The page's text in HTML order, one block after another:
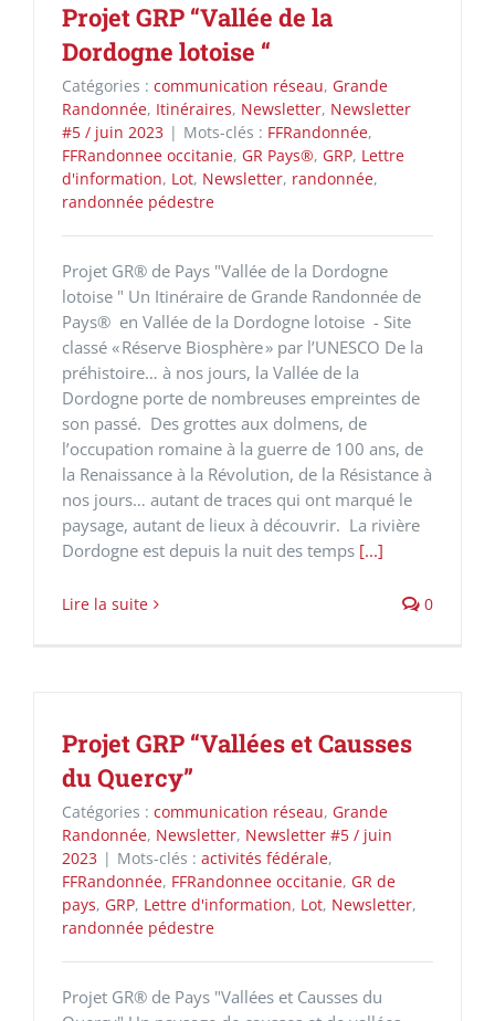
Projet GRP “Vallée de la
Dordogne lotoise “
Catégories : communication réseau, Grande
Randonnée, Itinéraires, Newsletter, Newsletter
#5 / juin 2023 | Mots-clés : FFRandonnée,
FFRandonnee occitanie, GR Pays®, GRP, Lettre
d'information, Lot, Newsletter, randonnée,
randonnée pédestre
Projet GR® de Pays "Vallée de la Dordogne
lotoise " Un Itinéraire de Grande Randonnée de
Pays® en Vallée de la Dordogne lotoise - Site
classé « Réserve Biosphère » par l’UNESCO De la
préhistoire… à nos jours, la Vallée de la
Dordogne porte de nombreuses empreintes de
son passé. Des grottes aux dolmens, de
l’occupation romaine à la guerre de 100 ans, de
la Renaissance à la Révolution, de la Résistance à
nos jours… autant de traces qui ont marqué le
paysage, autant de lieux à découvrir. La rivière
Dordogne est depuis la nuit des temps [...]
Lire la suite 0
Projet GRP “Vallées et Causses
du Quercy”
Catégories : communication réseau, Grande
Randonnée, Newsletter, Newsletter #5 / juin
2023 | Mots-clés : activités fédérale,
FFRandonnée, FFRandonnee occitanie, GR de
pays, GRP, Lettre d'information, Lot, Newsletter,
randonnée pédestre
Projet GR® de Pays "Vallées et Causses du